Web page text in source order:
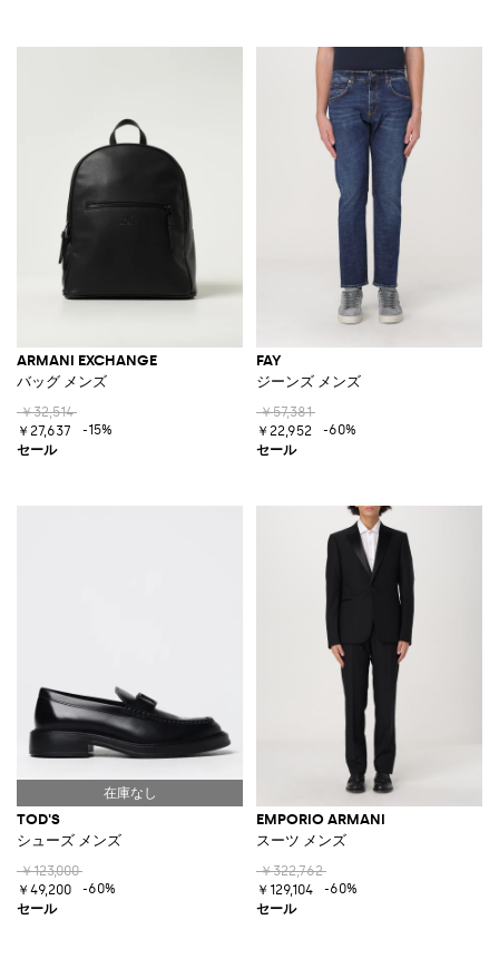
ARMANI EXCHANGE
バッグ メンズ
￥32,514
￥27,637
-15%
FAY
ジーンズ メンズ
￥57,381
￥22,952
-60%
TOD'S
シューズ メンズ
￥123,000
￥49,200
-60%
EMPORIO ARMANI
スーツ メンズ
￥322,762
￥129,104
-60%